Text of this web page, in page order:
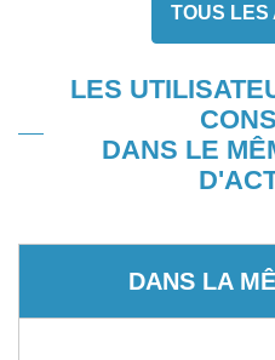
TOUS LES
LES
DANS LE
DANS LA